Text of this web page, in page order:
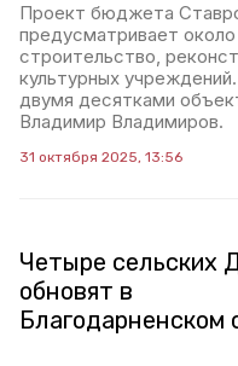
Проект бюджета
предусматривает
строительство,
культурных
двумя десятками
Владимир Владимиров.
31 октября 2025, 13:56
Четыре сельских
обновят в
Благодарненском